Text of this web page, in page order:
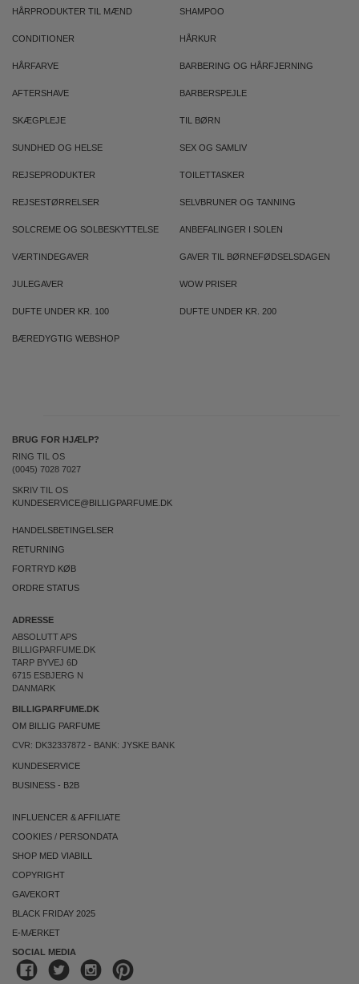
HÅRPRODUKTER TIL MÆND SHAMPOO
CONDITIONER HÅRKUR
HÅRFARVE BARBERING OG HÅRFJERNING
AFTERSHAVE BARBERSPEJLE
SKÆGPLEJE TIL BØRN
SUNDHED OG HELSE SEX OG SAMLIV
REJSEPRODUKTER TOILETTASKER
REJSESTØRRELSER SELVBRUNER OG TANNING
SOLCREME OG SOLBESKYTTELSE ANBEFALINGER I SOLEN
VÆRTINDEGAVER GAVER TIL BØRNEFØDSELSDAGEN
JULEGAVER WOW PRISER
DUFTE UNDER KR. 100 DUFTE UNDER KR. 200
BÆREDYGTIG WEBSHOP
BRUG FOR HJÆLP?
RING TIL OS
(0045) 7028 7027
SKRIV TIL OS
KUNDESERVICE@BILLIGPARFUME.DK
HANDELSBETINGELSER
RETURNING
FORTRYD KØB
ORDRE STATUS
ADRESSE
ABSOLUTT APS
BILLIGPARFUME.DK
TARP BYVEJ 6D
6715 ESBJERG N
DANMARK
BILLIGPARFUME.DK
OM BILLIG PARFUME
CVR: DK32337872 - BANK: JYSKE BANK
KUNDESERVICE
BUSINESS - B2B
INFLUENCER & AFFILIATE
COOKIES / PERSONDATA
SHOP MED VIABILL
COPYRIGHT
GAVEKORT
BLACK FRIDAY 2025
E-MÆRKET
SOCIAL MEDIA